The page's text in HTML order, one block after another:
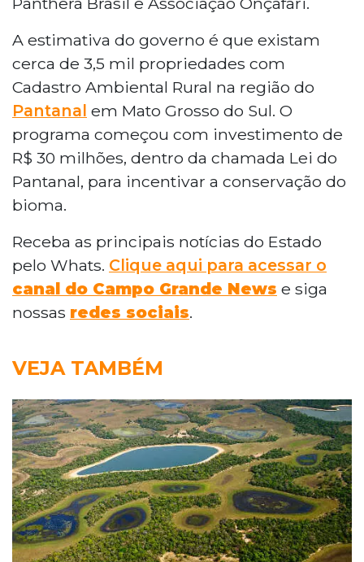
A estimativa do governo é que existam
cerca de 3,5 mil propriedades com
Cadastro Ambiental Rural na região do
Pantanal em Mato Grosso do Sul. O
programa começou com investimento de
R$ 30 milhões, dentro da chamada Lei do
Pantanal, para incentivar a conservação do
bioma.
Receba as principais notícias do Estado
pelo Whats. Clique aqui para acessar o
canal do Campo Grande News e siga
nossas redes sociais.
VEJA TAMBÉM